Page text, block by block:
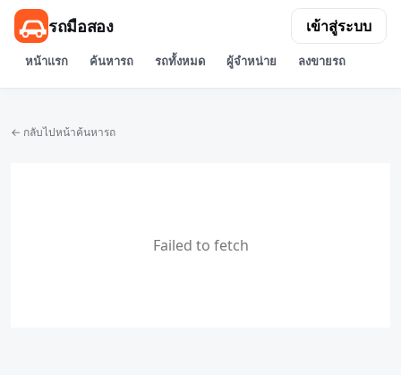
รถมือสอง
หน้าแรก ค้นหารถ รถทั้งหมด ผู้จำหน่าย ลงขายรถ
เข้าสู่ระบบ
← กลับไปหน้าค้นหารถ
Failed to fetch